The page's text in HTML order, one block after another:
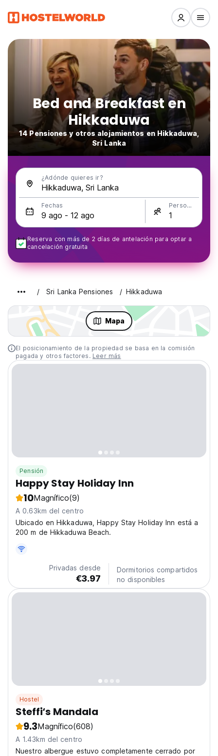
Bed and Breakfast en
Hikkaduwa
14 Pensiones y otros alojamientos en Hikkaduwa,
Sri Lanka
¿Adónde quieres ir?
Fechas Personas
Reserva con más de 2 días de antelación para optar a
cancelación gratuita
Sri Lanka Pensiones Hikkaduwa
Mapa
El posicionamiento de la propiedad se basa en la comisión
pagada y otros factores. Leer más
Pensión
Happy Stay Holiday Inn
10Magnífico(9)
A 0.63km del centro
Ubicado en Hikkaduwa, Happy Stay Holiday Inn está a
200 m de Hikkaduwa Beach.
Privadas desde
€3.97
Dormitorios compartidos
no disponibles
Hostel
Steffi‘s Mandala
9.3Magnífico(608)
A 1.43km del centro
Nuestro albergue estuvo completamente cerrado por